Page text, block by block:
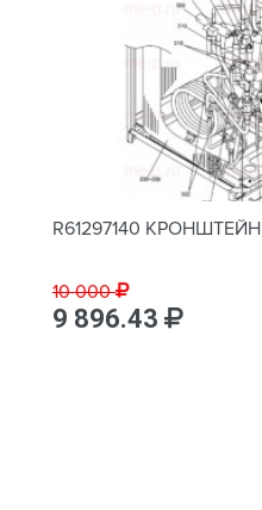
R61297140 КРОНШТЕЙН
10 000
9 896.43